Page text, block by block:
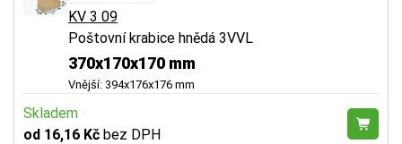
KV 3 09
Poštovní krabice hnědá 3VVL
370x170x170 mm
Vnější: 394x176x176 mm
Skladem
od 16,16 Kč bez DPH